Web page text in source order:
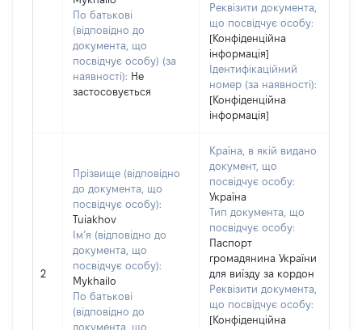
По батькові
(відповідно до
документа, що
посвідчує особу) (за
наявності): Не
застосовується
Реквізити документа,
що посвідчує особу:
[Конфіденційна
інформація]
Ідентифікаційний
номер (за наявності):
[Конфіденційна
інформація]
2
Прізвище (відповідно
до документа, що
посвідчує особу):
Tuiakhov
Ім’я (відповідно до
документа, що
посвідчує особу):
Mykhailo
По батькові
(відповідно до
документа, що
Країна, в якій видано
документ, що
посвідчує особу:
Україна
Тип документа, що
посвідчує особу:
Паспорт
громадянина України
для виїзду за кордон
Реквізити документа,
що посвідчує особу:
[Конфіденційна